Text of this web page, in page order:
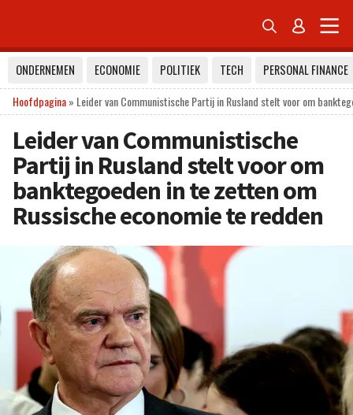
 
ONDERNEMEN ECONOMIE POLITIEK TECH
PERSONAL FINANCE
Hoofdpagina» Leider van Communistische Partij in Rusland stelt voor om
Leider van Communistische
Partij in Rusland stelt voor om
banktegoeden in te zetten om
Russische economie te redden